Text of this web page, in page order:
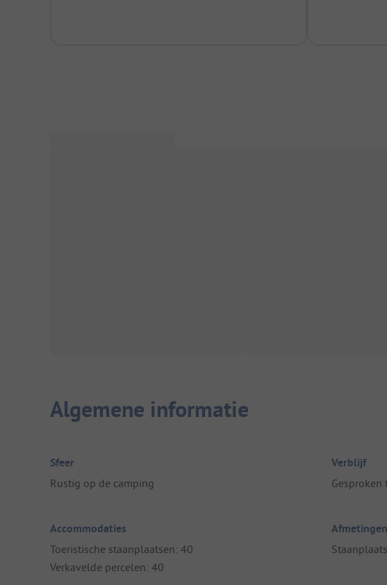
Algemene informatie
Sfeer
Rustig op de camping
Accommodaties
Toeristische staanplaatsen: 40
Verkavelde percelen: 40
Verblijf
Afmetingen